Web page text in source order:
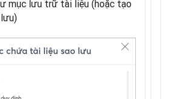
mục lưu trữ tài liệu (hoặc tạo